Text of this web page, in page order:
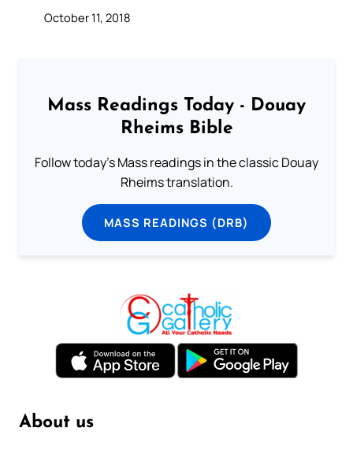
October 11, 2018
Mass Readings Today - Douay
Rheims Bible
Follow today's Mass readings in the classic Douay
Rheims translation.
MASS READINGS (DRB)
About us